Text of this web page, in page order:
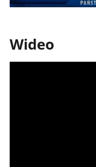
Wideo